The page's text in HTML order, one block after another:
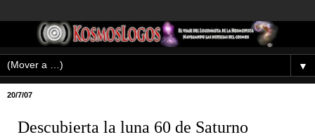
▼
20/7/07
Descubierta la luna 60 de Saturno